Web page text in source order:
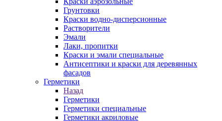
Грунтовки
Краски водно-дисперсионные
Растворители
Эмали
Лаки, пропитки
Краски и эмали специальные
Антисептики и краски для деревянных
фасадов
Герметики
Назад
Герметики
Герметики специальные
Герметики акриловые